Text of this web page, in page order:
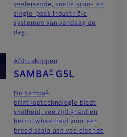
veeleisende, snelle scan- en
single-pass industriële
systemen van vandaag de
dag.
Afdrukkoppen
SAMBA®G5L
De Samba®
printkoptechnologie biedt
snelheid, veelzijdigheid en
betrouwbaarheid voor een
breed scala aan veeleisende